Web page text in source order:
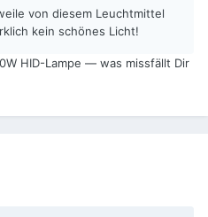
von diesem Leuchtmittel
kein schönes Licht!
HID-Lampe — was missfällt Dir